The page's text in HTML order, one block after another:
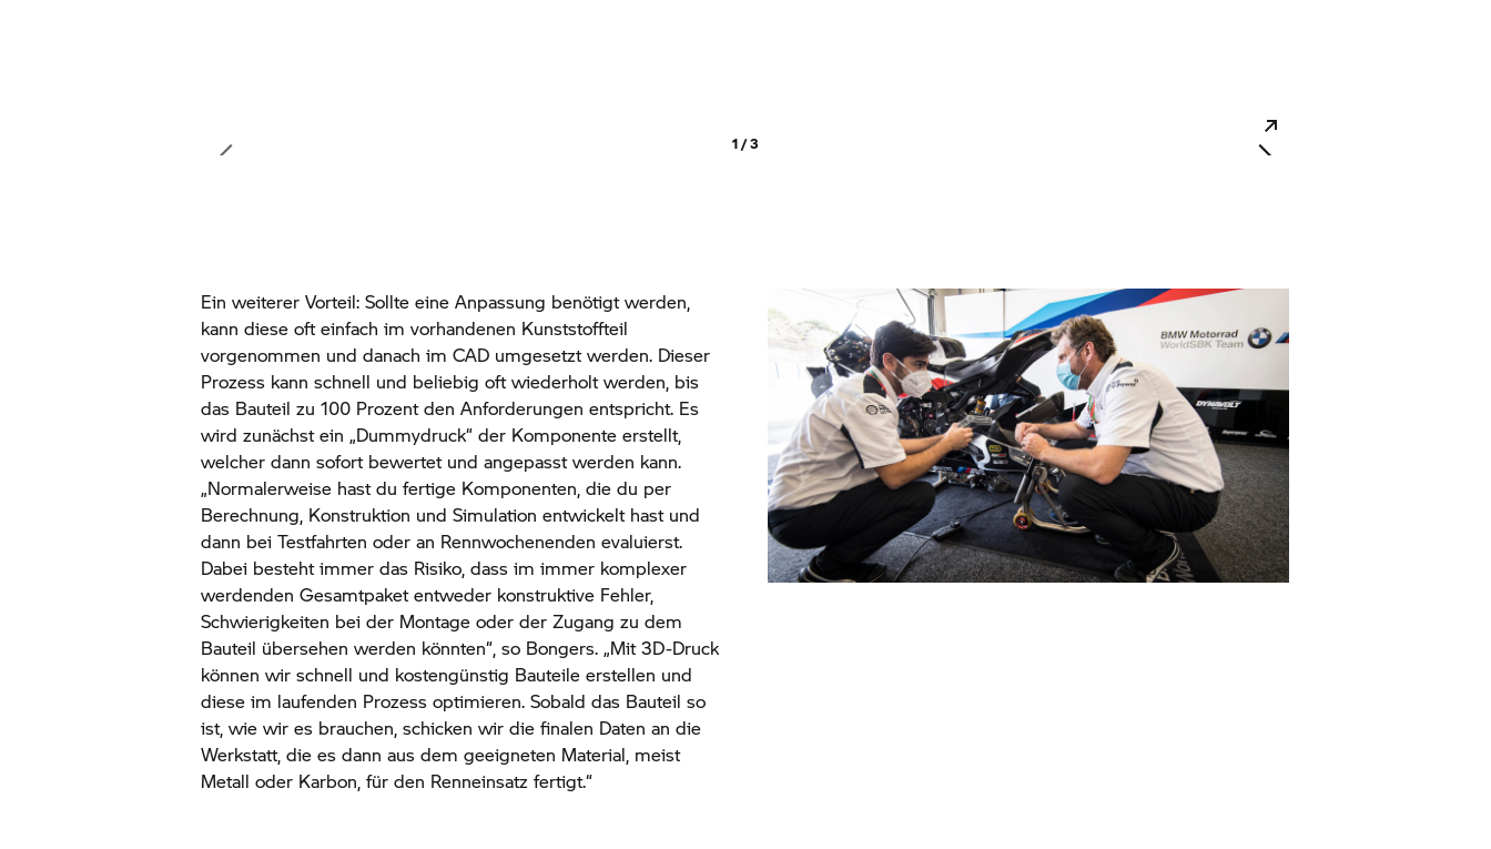
1 / 3
Ein weiterer Vorteil: Sollte eine Anpassung benötigt werden,
kann diese oft einfach im vorhandenen Kunststoffteil
vorgenommen und danach im CAD umgesetzt werden. Dieser
Prozess kann schnell und beliebig oft wiederholt werden, bis
das Bauteil zu 100 Prozent den Anforderungen entspricht. Es
wird zunächst ein „Dummydruck“ der Komponente erstellt,
welcher dann sofort bewertet und angepasst werden kann.
„Normalerweise hast du fertige Komponenten, die du per
Berechnung, Konstruktion und Simulation entwickelt hast und
dann bei Testfahrten oder an Rennwochenenden evaluierst.
Dabei besteht immer das Risiko, dass im immer komplexer
werdenden Gesamtpaket entweder konstruktive Fehler,
Schwierigkeiten bei der Montage oder der Zugang zu dem
Bauteil übersehen werden könnten“, so Bongers. „Mit 3D-Druck
können wir schnell und kostengünstig Bauteile erstellen und
diese im laufenden Prozess optimieren. Sobald das Bauteil so
ist, wie wir es brauchen, schicken wir die finalen Daten an die
Werkstatt, die es dann aus dem geeigneten Material, meist
Metall oder Karbon, für den Renneinsatz fertigt.“